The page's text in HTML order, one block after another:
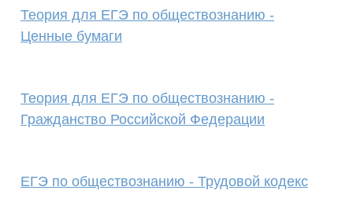
Теория для ЕГЭ по обществознанию -
Ценные бумаги
Теория для ЕГЭ по обществознанию -
Гражданство Российской Федерации
ЕГЭ по обществознанию - Трудовой кодекс